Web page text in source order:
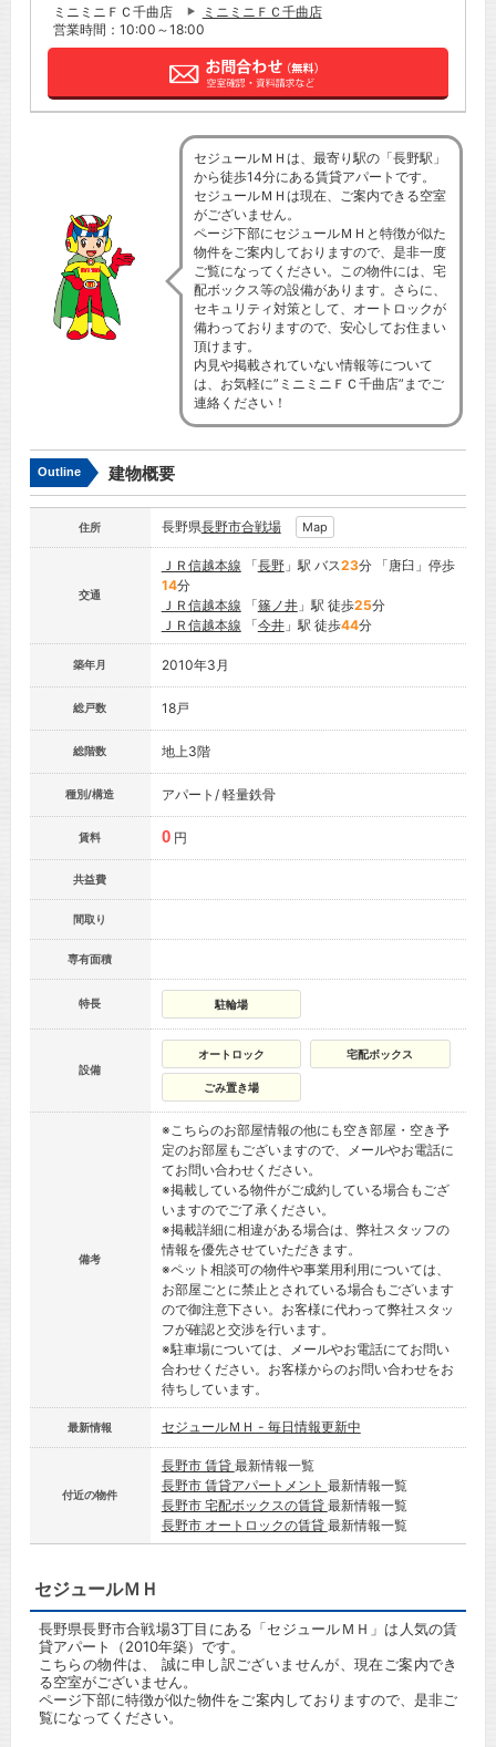
ミニミニＦＣ千曲店
ミニミニＦＣ千曲店
営業時間：10:00～18:00
セジュールＭＨは、最寄り駅の「長野駅」
から徒歩14分にある賃貸アパートです。
セジュールＭＨは現在、ご案内できる空室
がございません。
ページ下部にセジュールＭＨと特徴が似た
物件をご案内しておりますので、是非一度
ご覧になってください。この物件には、宅
配ボックス等の設備があります。さらに、
セキュリティ対策として、オートロックが
備わっておりますので、安心してお住まい
頂けます。
内見や掲載されていない情報等について
は、お気軽に”ミニミニＦＣ千曲店”までご
連絡ください！
Outline 建物概要
住所 長野県長野市合戦場 Map
交通
ＪＲ信越本線 「長野」駅 バス23分 「唐臼」停歩
14分
ＪＲ信越本線 「篠ノ井」駅 徒歩25分
ＪＲ信越本線 「今井」駅 徒歩44分
築年月 2010年3月
総戸数 18戸
総階数 地上3階
種別/構造 アパート/ 軽量鉄骨
賃料 0 円
共益費
間取り
専有面積
特長 駐輪場
設備
オートロック 宅配ボックス
ごみ置き場
備考
※こちらのお部屋情報の他にも空き部屋・空き予
定のお部屋もございますので、メールやお電話に
てお問い合わせください。
※掲載している物件がご成約している場合もござ
いますのでご了承ください。
※掲載詳細に相違がある場合は、弊社スタッフの
情報を優先させていただきます。
※ペット相談可の物件や事業用利用については、
お部屋ごとに禁止とされている場合もございます
ので御注意下さい。お客様に代わって弊社スタッ
フが確認と交渉を行います。
※駐車場については、メールやお電話にてお問い
合わせください。お客様からのお問い合わせをお
待ちしています。
最新情報 セジュールＭＨ - 毎日情報更新中
付近の物件
長野市 賃貸 最新情報一覧
長野市 賃貸アパートメント 最新情報一覧
長野市 宅配ボックスの賃貸 最新情報一覧
長野市 オートロックの賃貸 最新情報一覧
セジュールＭＨ
長野県長野市合戦場3丁目にある「セジュールＭＨ」は人気の賃
貸アパート（2010年築）です。
こちらの物件は、 誠に申し訳ございませんが、現在ご案内でき
る空室がございません。
ページ下部に特徴が似た物件をご案内しておりますので、是非ご
覧になってください。